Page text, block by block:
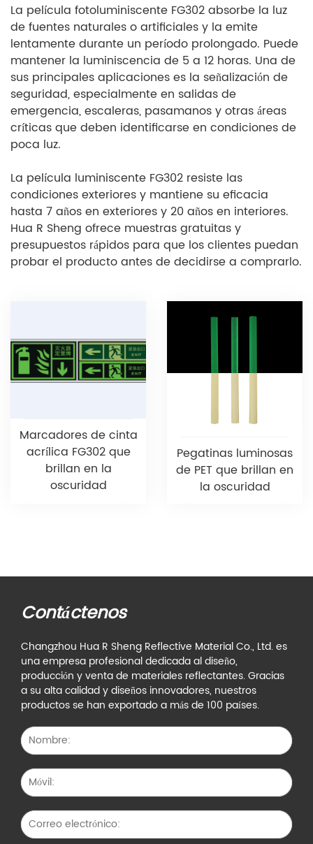
La película fotoluminiscente FG302 absorbe la luz
de fuentes naturales o artificiales y la emite
lentamente durante un período prolongado. Puede
mantener la luminiscencia de 5 a 12 horas. Una de
sus principales aplicaciones es la señalización de
seguridad, especialmente en salidas de
emergencia, escaleras, pasamanos y otras áreas
críticas que deben identificarse en condiciones de
poca luz.
La película luminiscente FG302 resiste las
condiciones exteriores y mantiene su eficacia
hasta 7 años en exteriores y 20 años en interiores.
Hua R Sheng ofrece muestras gratuitas y
presupuestos rápidos para que los clientes puedan
probar el producto antes de decidirse a comprarlo.
Marcadores de cinta
acrílica FG302 que
brillan en la
oscuridad
Pegatinas luminosas
de PET que brillan en
la oscuridad
Contáctenos
Changzhou Hua R Sheng Reflective Material Co., Ltd. es
una empresa profesional dedicada al diseño,
producción y venta de materiales reflectantes. Gracias
a su alta calidad y diseños innovadores, nuestros
productos se han exportado a más de 100 países.